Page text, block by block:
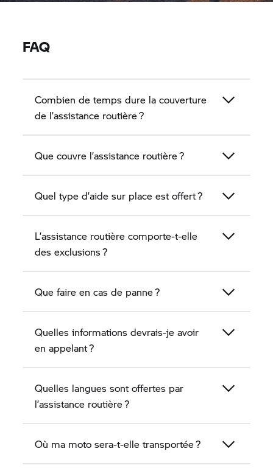
FAQ
Combien de temps dure la couverture
de l’assistance routière ?
Que couvre l’assistance routière ?
Quel type d’aide sur place est offert ?
L’assistance routière comporte-t-elle
des exclusions ?
Que faire en cas de panne ?
Quelles informations devrais‑je avoir
en appelant ?
Quelles langues sont offertes par
l’assistance routière ?
Où ma moto sera-t-elle transportée ?